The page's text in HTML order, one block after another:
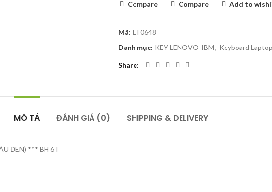
Compare Compare Add to
Mã: LT0648
Danh mục: KEY LENOVO-IBM, Keyboard Laptop
Share
MÔ TẢ ĐÁNH GIÁ (0) SHIPPING & DELIVERY
ĐEN) *** BH 6T